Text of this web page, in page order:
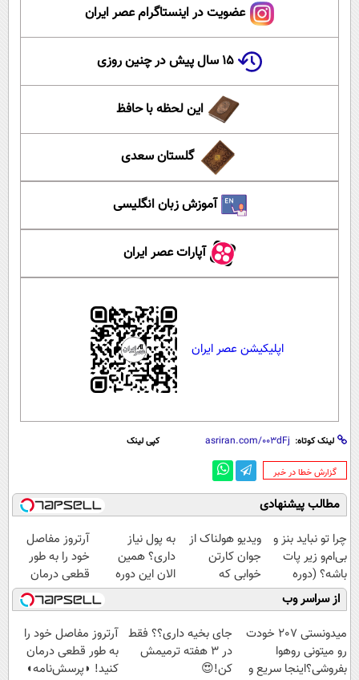
عضویت در اینستاگرام عصر ایران
۱۵ سال پیش در چنین روزی
این لحظه با حافظ
گلستان سعدی
آموزش زبان انگلیسی
آپارات عصر ایران
اپلیکیشن عصر ایران
لینک کوتاه: کپی لینک
‌گزارش خطا در خبر
مطالب پیشنهادی
چرا تو نباید بنز و
بی‌ام‌و زیر پات
باشه؟ (دوره
رایگان درآمد
میلیاردی)
ویدیو هولناک از
جوان کارتن
خوابی که
میلیاردر شد.
آموزش رایگان
به پول نیاز
داری؟ همین
الان این دوره
رایگان رو شرکت
کن تا دیر نشده!
آرتروز مفاصل
خود را به طور
قطعی درمان
کنید!
◗پرسش‌نامه◖
از سراسر وب
میدونستی 207 خودت
رو میتونی روهوا
بفروشی؟اینجا سریع و
جای بخیه داری؟؟ فقط
در 3 هفته ترمیمش
کن!😍
آرتروز مفاصل خود را
به طور قطعی درمان
کنید! ◗پرسش‌نامه◖